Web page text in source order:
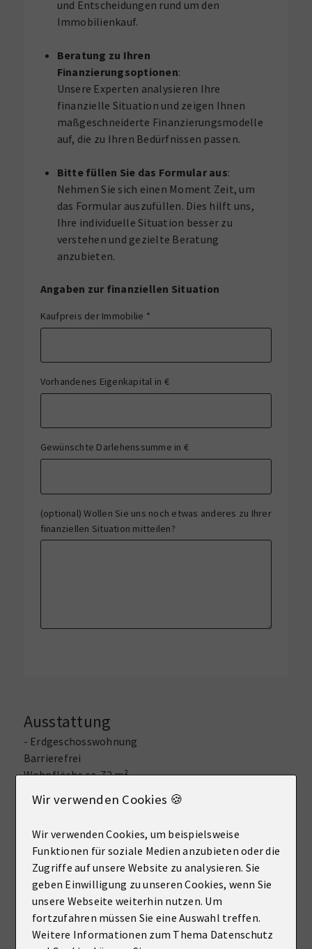
und Entscheidungen rund um den
Immobilienkauf.
Beratung zu Ihren
Finanzierungsoptionen:
Unsere Experten analysieren Ihre
finanzielle Situation und zeigen Ihnen
maßgeschneiderte Finanzierungsmodelle
auf, die zu Ihren Bedürfnissen passen.
Bitte füllen Sie das Formular aus:
Nehmen Sie sich einen Moment Zeit, um
das Formular auszufüllen. Dies hilft uns,
Ihre individuelle Situation besser zu
verstehen und gezielte Beratung
anzubieten.
Angaben zur finanziellen Situation
Kaufpreis der Immobilie *
Vorhandenes Eigenkapital in €
Gewünschte Darlehenssumme in €
(optional) Wollen Sie uns noch etwas anderes zu Ihrer
finanziellen Situation mitteilen?
Ausstattung
- Erdgeschosswohnung
Barrierefrei
Wohnfläche ca. 72 m²
Zwei Zimmer
- Raumaufteilung
Schlafzimmer
Badezimmer
Küche
- Praktische Vorzüge
Außenstellplatz
Kellerraum
Separater Abstellraum innerhalb der Wohnung
Wir verwenden Cookies 🍪
Wir verwenden Cookies, um beispielsweise
Funktionen für soziale Medien anzubieten oder die
Zugriffe auf unsere Website zu analysieren. Sie
geben Einwilligung zu unseren Cookies, wenn Sie
unsere Webseite weiterhin nutzen. Um
fortzufahren müssen Sie eine Auswahl treffen.
Weitere Informationen zum Thema Datenschutz